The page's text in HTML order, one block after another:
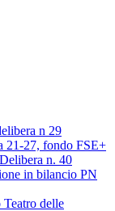
n 29
21-27, fondo FSE+
n. 40
in bilancio PN
delle